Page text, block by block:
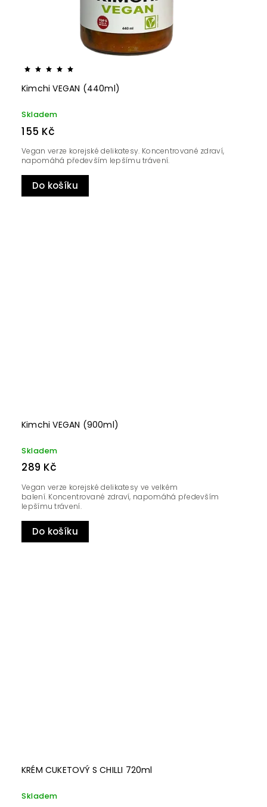
Kimchi VEGAN (440ml)
Skladem
155 Kč
Do košíku
Vegan verze korejské delikatesy. Koncentrované zdraví,
napomáhá především lepšímu trávení.
Kimchi VEGAN (900ml)
Skladem
289 Kč
Do košíku
Vegan verze korejské delikatesy ve velkém
balení. Koncentrované zdraví, napomáhá především
lepšímu trávení.
KRÉM CUKETOVÝ S CHILLI 720ml
Skladem